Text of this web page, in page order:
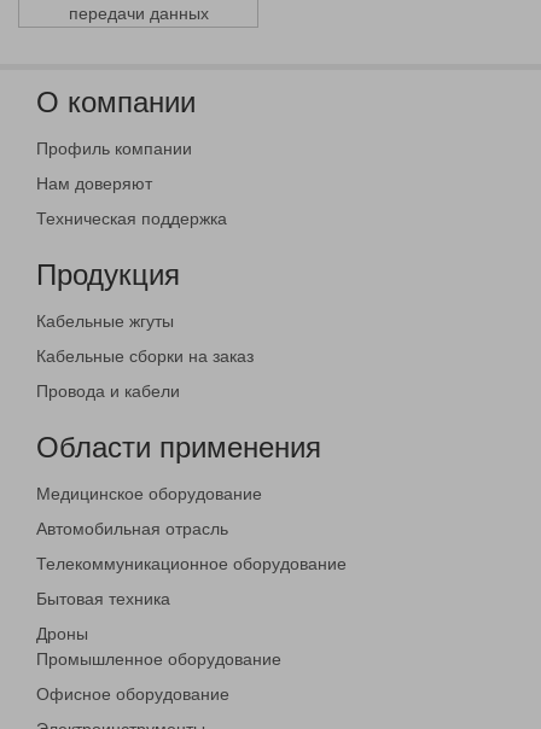
передачи данных
О компании
Профиль компании
Нам доверяют
Техническая поддержка
Продукция
Кабельные жгуты
Кабельные сборки на заказ
Провода и кабели
Области применения
Медицинское оборудование
Автомобильная отрасль
Телекоммуникационное оборудование
Бытовая техника
Дроны
Промышленное оборудование
Офисное оборудование